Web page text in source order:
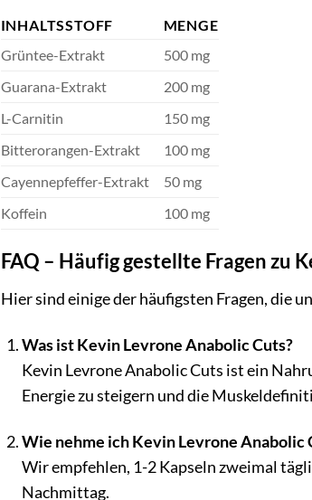
INHALTSSTOFF
MENGE
Grüntee-Extrakt
500 mg
Guarana-Extrakt
200 mg
L-Carnitin
150 mg
Bitterorangen-Extrakt
100 mg
Cayennepfeffer-Extrakt
50 mg
Koffein
100 mg
FAQ – Häufig gestellte Fragen zu
Hier sind einige der häufigsten Fragen, die
Was ist Kevin Levrone Anabolic Cuts?
Kevin Levrone Anabolic Cuts ist ein
Energie zu steigern und die
Wie nehme ich Kevin Levrone Anabolic
Wir empfehlen, 1-2 Kapseln zweimal
Nachmittag.